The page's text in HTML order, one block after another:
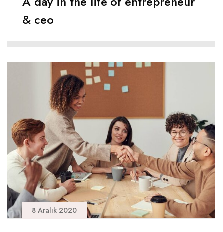
& ceo
8 Aralık 2020